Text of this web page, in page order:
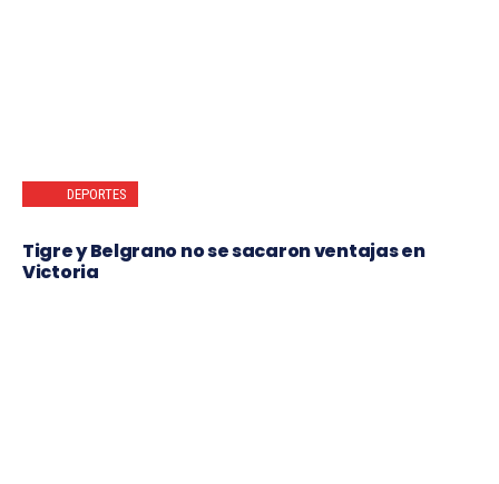
DEPORTES
Tigre y Belgrano no se sacaron ventajas en
Victoria